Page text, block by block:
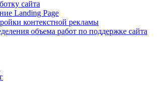
сайта
Landing Page
контекстной рекламы
объема работ по поддержке сайта